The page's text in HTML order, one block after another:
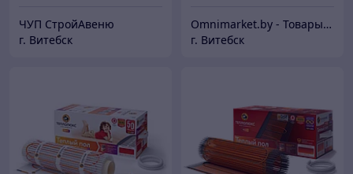
ЧУП СтройАвеню
г. Витебск
Omnimarket.by - Товары для дома и стройки с доставкой по Беларуси
г. Витебск